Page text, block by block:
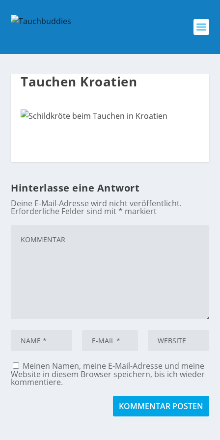
Tauchen Kroatien
Hinterlasse eine Antwort
Deine E-Mail-Adresse wird nicht veröffentlicht.
Erforderliche Felder sind mit* markiert
Meinen Namen, meine E-Mail-Adresse und meine
Website in diesem Browser speichern, bis ich wieder
kommentiere.